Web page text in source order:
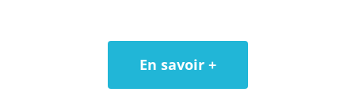
En savoir +